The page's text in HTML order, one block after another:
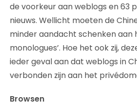
de voorkeur aan weblogs en 63
nieuws. Wellicht moeten de
minder aandacht schenken aan
monologues’. Hoe het ook zij,
ieder geval aan dat weblogs in
verbonden zijn aan het
Browsen